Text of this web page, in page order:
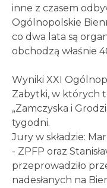
inne z czasem
Ogólnopolskie
co dwa lata są
obchodzą właśnie
Wyniki XXI
Zabytki, w których
„Zamczyska i
tygodni.
Jury w składzie:
- ZPFP oraz
przeprowadziło
nadesłanych na